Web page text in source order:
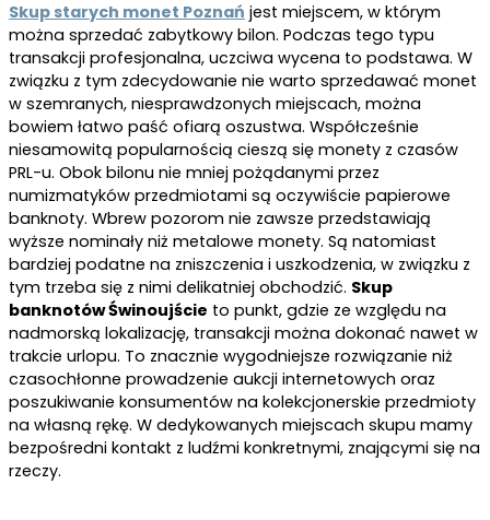
Skup starych monet Poznań jest miejscem, w którym
można sprzedać zabytkowy bilon. Podczas tego typu
transakcji profesjonalna, uczciwa wycena to podstawa. W
związku z tym zdecydowanie nie warto sprzedawać monet
w szemranych, niesprawdzonych miejscach, można
bowiem łatwo paść ofiarą oszustwa. Współcześnie
niesamowitą popularnością cieszą się monety z czasów
PRL-u. Obok bilonu nie mniej pożądanymi przez
numizmatyków przedmiotami są oczywiście papierowe
banknoty. Wbrew pozorom nie zawsze przedstawiają
wyższe nominały niż metalowe monety. Są natomiast
bardziej podatne na zniszczenia i uszkodzenia, w związku z
tym trzeba się z nimi delikatniej obchodzić. Skup
banknotów Świnoujście to punkt, gdzie ze względu na
nadmorską lokalizację, transakcji można dokonać nawet w
trakcie urlopu. To znacznie wygodniejsze rozwiązanie niż
czasochłonne prowadzenie aukcji internetowych oraz
poszukiwanie konsumentów na kolekcjonerskie przedmioty
na własną rękę. W dedykowanych miejscach skupu mamy
bezpośredni kontakt z ludźmi konkretnymi, znającymi się na
rzeczy.